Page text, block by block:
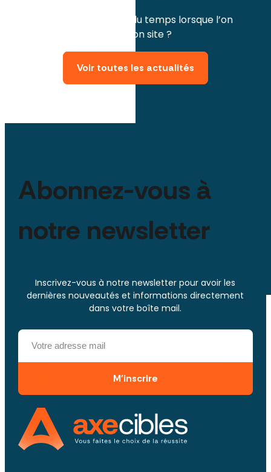
Comment gagner du temps lorsque l’on
veut rédiger pour son site ?
Voir toutes les actualités
Abonnez-vous à
notre newsletter
Inscrivez-vous à notre newsletter pour avoir les
dernières nouveautés et informations directement
dans votre boîte mail.
M'inscrire